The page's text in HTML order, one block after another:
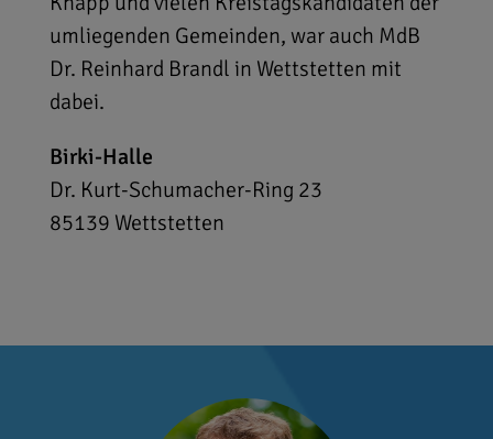
umliegenden Gemeinden, war auch MdB
Dr. Reinhard Brandl in Wettstetten mit
dabei.
Birki-Halle
Dr. Kurt-Schumacher-Ring 23
85139 Wettstetten